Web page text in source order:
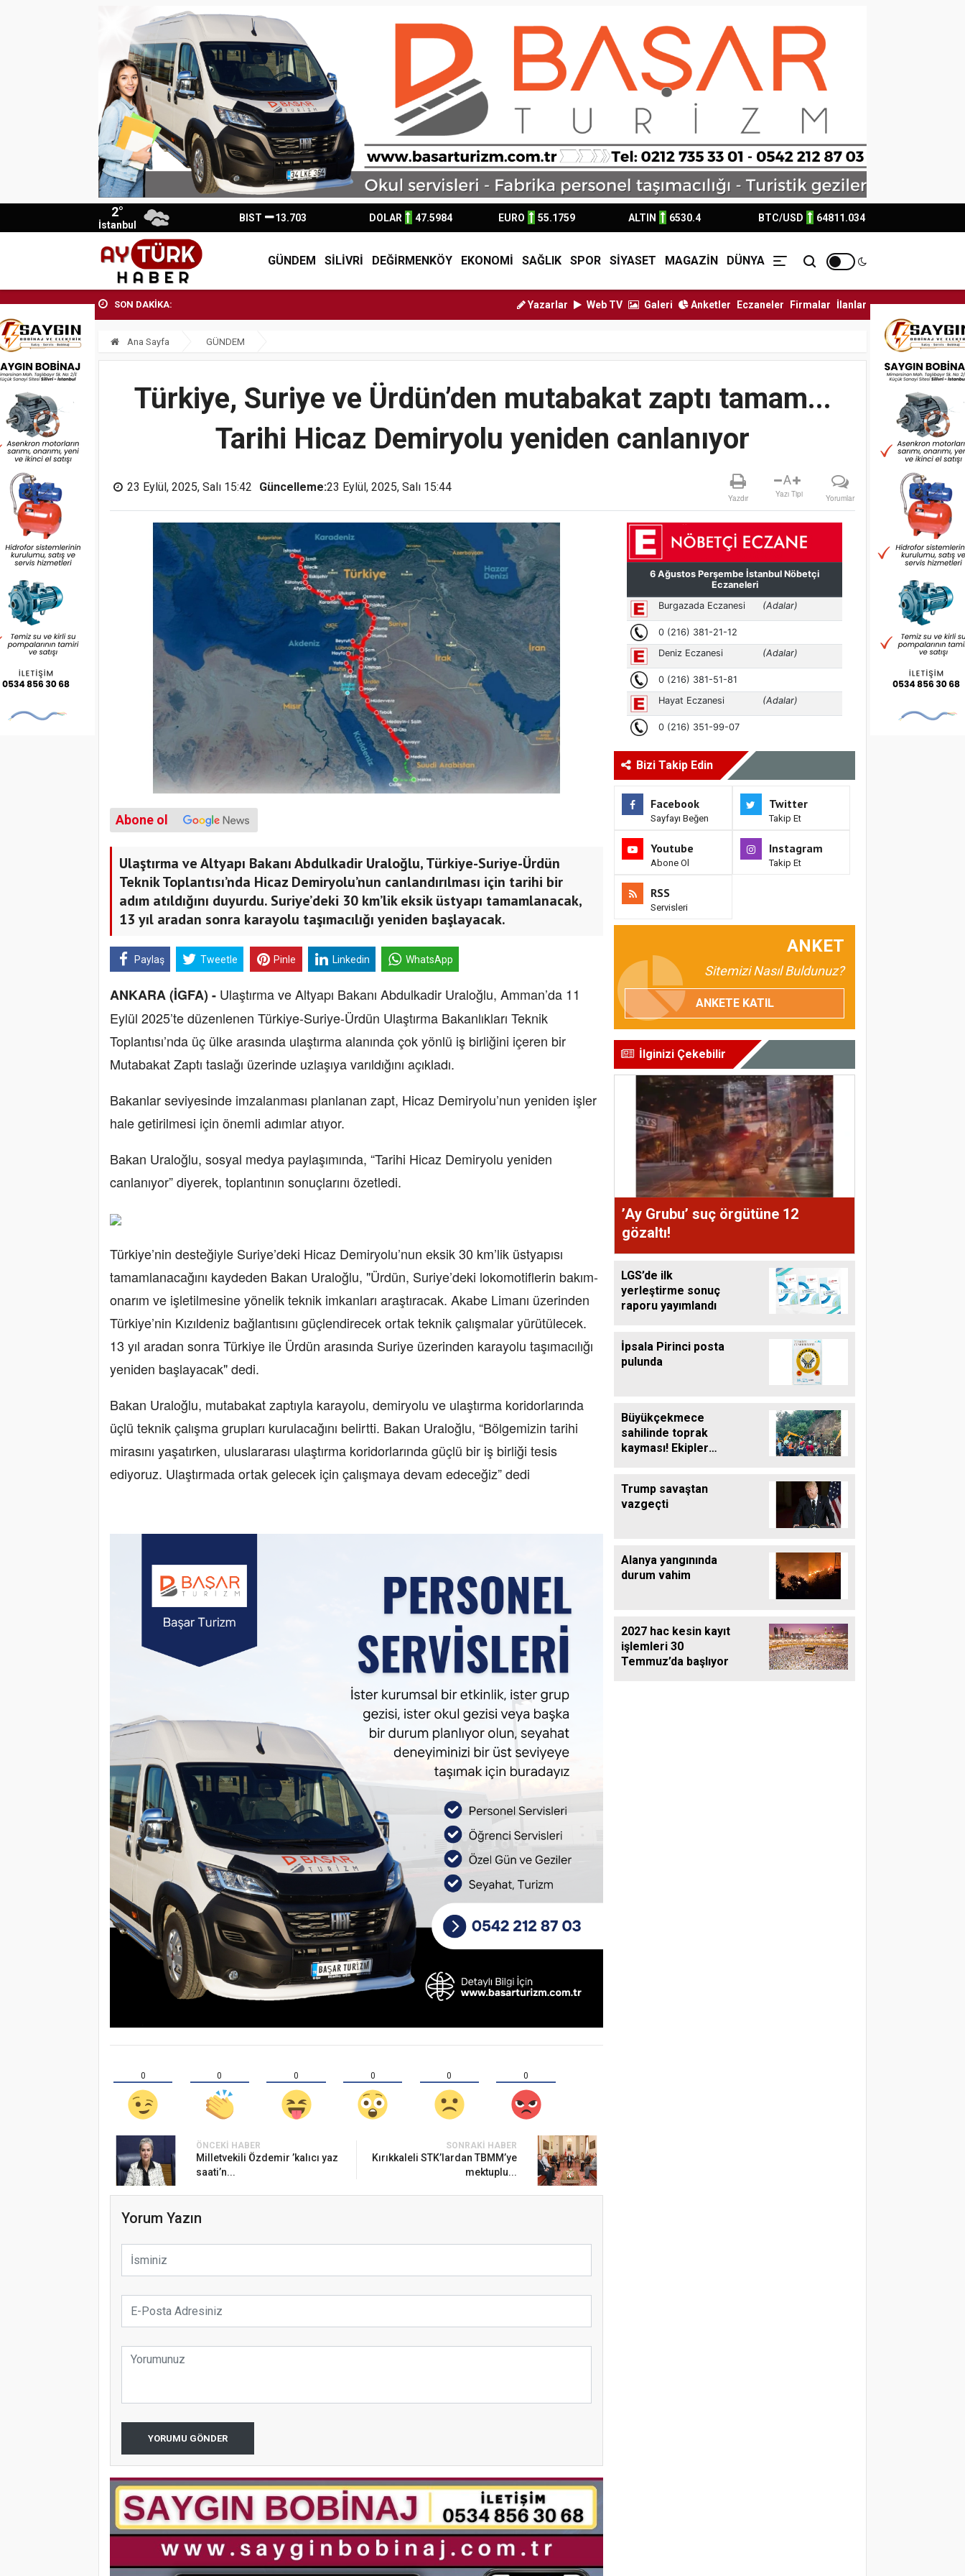
2°
İstanbul
BIST 13.703 DOLAR 47.5984 EURO 55.1759 ALTIN 6530.4 BTC/USD 64811.034
GÜNDEM SİLİVRİ DEĞİRMENKÖY EKONOMİ SAĞLIK SPOR SİYASET MAGAZİN DÜNYA
SON DAKİKA: Yazarlar Web TV Galeri Anketler Eczaneler Firmalar İlanlar
Ana Sayfa GÜNDEM
Türkiye, Suriye ve Ürdün’den mutabakat zaptı tamam...
Tarihi Hicaz Demiryolu yeniden canlanıyor
23 Eylül, 2025, Salı 15:42 Güncelleme:23 Eylül, 2025, Salı 15:44
Yazdır
A
Yazı Tipi Yorumlar
Abone ol
Ulaştırma ve Altyapı Bakanı Abdulkadir Uraloğlu, Türkiye-Suriye-Ürdün
Teknik Toplantısı’nda Hicaz Demiryolu’nun canlandırılması için tarihi bir
adım atıldığını duyurdu. Suriye’deki 30 km’lik eksik üstyapı tamamlanacak,
13 yıl aradan sonra karayolu taşımacılığı yeniden başlayacak.
Paylaş Tweetle Pinle Linkedin WhatsApp
ANKARA (İGFA) - Ulaştırma ve Altyapı Bakanı Abdulkadir Uraloğlu, Amman’da 11
Eylül 2025’te düzenlenen Türkiye-Suriye-Ürdün Ulaştırma Bakanlıkları Teknik
Toplantısı’nda üç ülke arasında ulaştırma alanında çok yönlü iş birliğini içeren bir
Mutabakat Zaptı taslağı üzerinde uzlaşıya varıldığını açıkladı.
Bakanlar seviyesinde imzalanması planlanan zapt, Hicaz Demiryolu’nun yeniden işler
hale getirilmesi için önemli adımlar atıyor.
Bakan Uraloğlu, sosyal medya paylaşımında, “Tarihi Hicaz Demiryolu yeniden
canlanıyor” diyerek, toplantının sonuçlarını özetledi.
Türkiye’nin desteğiyle Suriye’deki Hicaz Demiryolu’nun eksik 30 km’lik üstyapısı
tamamlanacağını kaydeden Bakan Uraloğlu, "Ürdün, Suriye’deki lokomotiflerin bakım-
onarım ve işletilmesine yönelik teknik imkanları araştıracak. Akabe Limanı üzerinden
Türkiye’nin Kızıldeniz bağlantısını güçlendirecek ortak teknik çalışmalar yürütülecek.
13 yıl aradan sonra Türkiye ile Ürdün arasında Suriye üzerinden karayolu taşımacılığı
yeniden başlayacak" dedi.
Bakan Uraloğlu, mutabakat zaptıyla karayolu, demiryolu ve ulaştırma koridorlarında
üçlü teknik çalışma grupları kurulacağını belirtti. Bakan Uraloğlu, “Bölgemizin tarihi
mirasını yaşatırken, uluslararası ulaştırma koridorlarında güçlü bir iş birliği tesis
ediyoruz. Ulaştırmada ortak gelecek için çalışmaya devam edeceğiz” dedi
0 0 0 0 0 0
ÖNCEKI HABER
Milletvekili Özdemir ’kalıcı yaz
saati’n...
SONRAKI HABER
Kırıkkaleli STK’lardan TBMM’ye
mektuplu...
Yorum Yazın
YORUMU GÖNDER
Bizi Takip Edin
Facebook
Sayfayı Beğen
Twitter
Takip Et
Youtube
Abone Ol
Instagram
Takip Et
RSS
Servisleri
ANKET
Sitemizi Nasıl Buldunuz?
ANKETE KATIL
İlginizi Çekebilir
’Ay Grubu’ suç örgütüne 12
gözaltı!
LGS’de ilk
yerleştirme sonuç
raporu yayımlandı
İpsala Pirinci posta
pulunda
Büyükçekmece
sahilinde toprak
kayması! Ekipler
Trump savaştan
vazgeçti
Alanya yangınında
durum vahim
2027 hac kesin kayıt
işlemleri 30
Temmuz’da başlıyor